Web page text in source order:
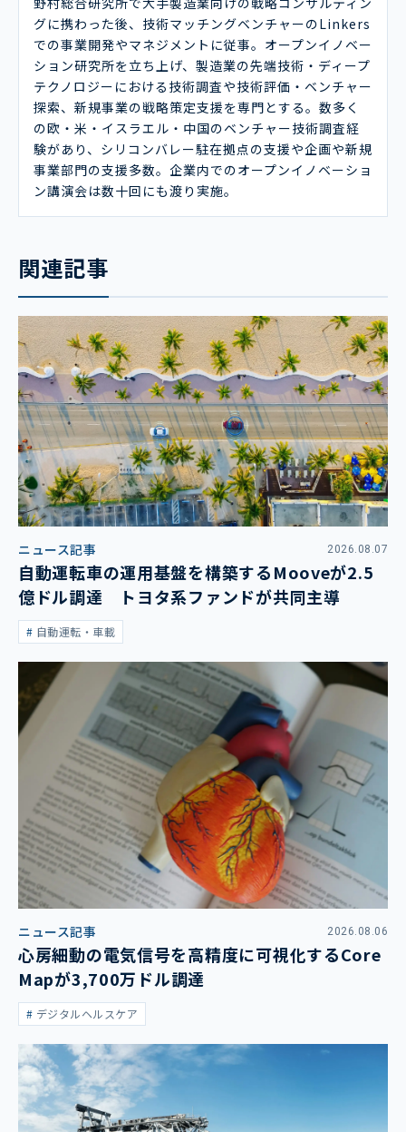
グに携わった後、技術マッチングベンチャーのLinkers
での事業開発やマネジメントに従事。オープンイノベー
ション研究所を立ち上げ、製造業の先端技術・ディープ
テクノロジーにおける技術調査や技術評価・ベンチャー
探索、新規事業の戦略策定支援を専門とする。数多く
の欧・米・イスラエル・中国のベンチャー技術調査経
験があり、シリコンバレー駐在拠点の支援や企画や新規
事業部門の支援多数。企業内でのオープンイノベーショ
ン講演会は数十回にも渡り実施。
関連記事
ニュース記事 2026.08.07
自動運転車の運用基盤を構築するMooveが2.5
億ドル調達 トヨタ系ファンドが共同主導
自動運転・車載
ニュース記事 2026.08.06
心房細動の電気信号を高精度に可視化するCore
Mapが3,700万ドル調達
デジタルヘルスケア